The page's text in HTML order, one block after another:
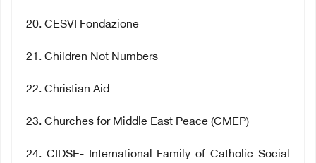
20. CESVI Fondazione
21 . Children Not Numbers
22. Christian Aid
23. Churches for Middle East Peace (CMEP)
24. CIDSE- International Family of Catholic Social